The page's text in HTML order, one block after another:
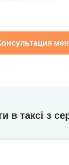
в таксі з